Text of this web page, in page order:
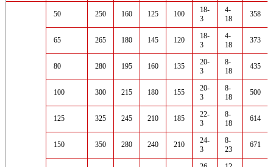
50 250 160 125 100
18-
3
4-
18
358
65 265 180 145 120
18-
3
4-
18
373
80 280 195 160 135
20-
3
8-
18
435
100 300 215 180 155
20-
3
8-
18
500
125 325 245 210 185
22-
3
8-
18
614
150 350 280 240 210
24-
3
8-
23
671